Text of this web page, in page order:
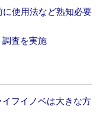
使用法など熟知必要
調査を実施
フイノベは大きな方